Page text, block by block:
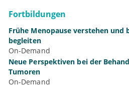
Fortbildungen
Frühe Menopause verstehen und
begleiten
On-Demand
Neue Perspektiven bei der
Tumoren
On-Demand